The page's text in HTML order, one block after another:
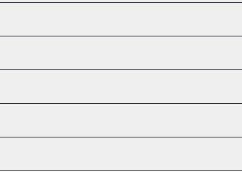
داشته باشید و آن‌ها را از برنامه غذایی روزانه سگ
سگ‌ها هستند.
سگ پاکوتاه، سگ دوبرمن، سگ نگهبان و سرابی
سرپرستی در شیپور پیدا کنید. اما اگر در
انتخاب کنید.
طول عمر بالا و اجتماعی بودن طوطی‌ها از جمله